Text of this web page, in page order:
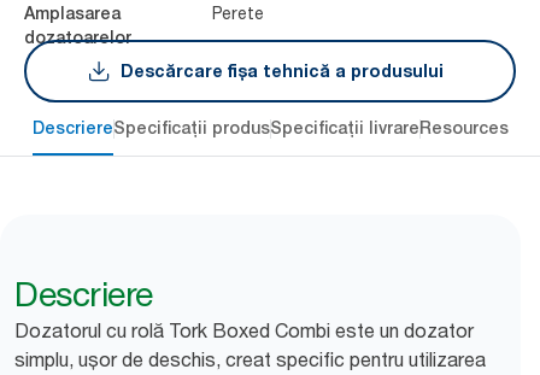
Amplasarea
dozatoarelor
Perete
Descărcare fișa tehnică a produsului
DescriereSpecificații produsSpecificații livrareResources
Descriere
Dozatorul cu rolă Tork Boxed Combi este un dozator
simplu, ușor de deschis, creat specific pentru utilizarea